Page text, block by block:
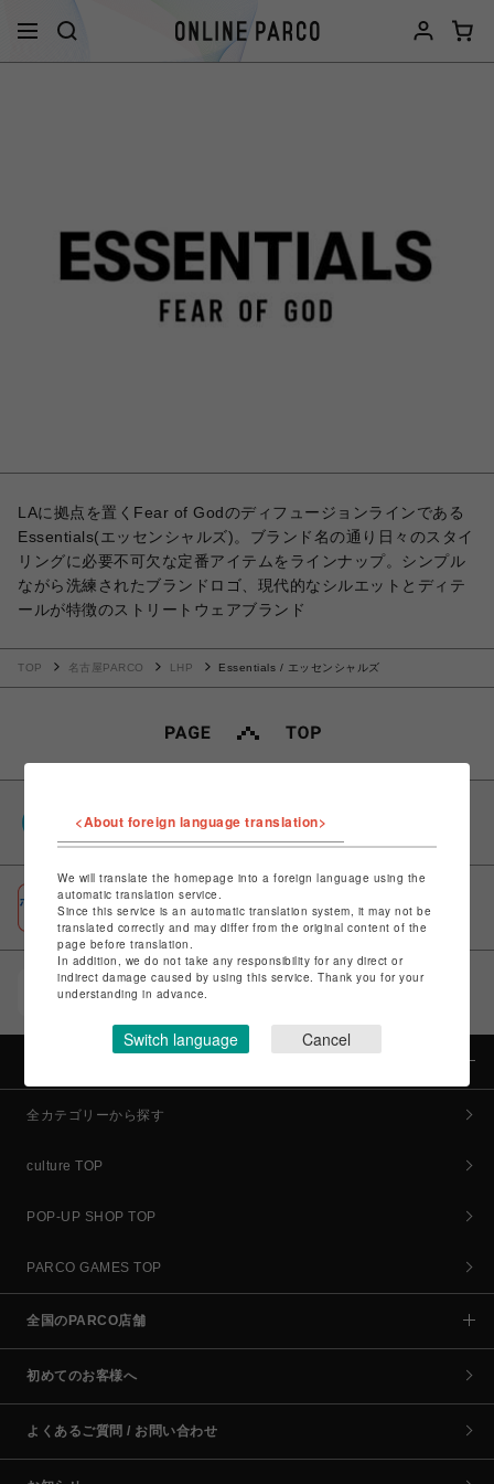
LAに拠点を置くFear of Godのディフュージョンラインである
Essentials(エッセンシャルズ)。ブランド名の通り日々のスタイ
リングに必要不可欠な定番アイテムをラインナップ。シンプル
ながら洗練されたブランドロゴ、現代的なシルエットとディテ
ールが特徴のストリートウェアブランド
TOP 名古屋PARCO LHP Essentials / エッセンシャルズ
全国のPARCOやONLINE PARCOで貯まる＆使える
ポケパル払い
初回登録＆お買物で最大1,500円分のPARCOポイント進呈
POCKET PARCO（公式アプリ）
コイン＆クーポンでPARCOでのお買い物がオトクに
全カテゴリーから探す
culture TOP
POP-UP SHOP TOP
PARCO GAMES TOP
全国のPARCO店舗
初めてのお客様へ
よくあるご質問 / お問い合わせ
<About foreign language translation>
We will translate the homepage into a foreign language using the
automatic translation service.
Since this service is an automatic translation system, it may not be
translated correctly and may differ from the original content of the
page before translation.
In addition, we do not take any responsibility for any direct or
indirect damage caused by using this service. Thank you for your
understanding in advance.
Switch language Cancel